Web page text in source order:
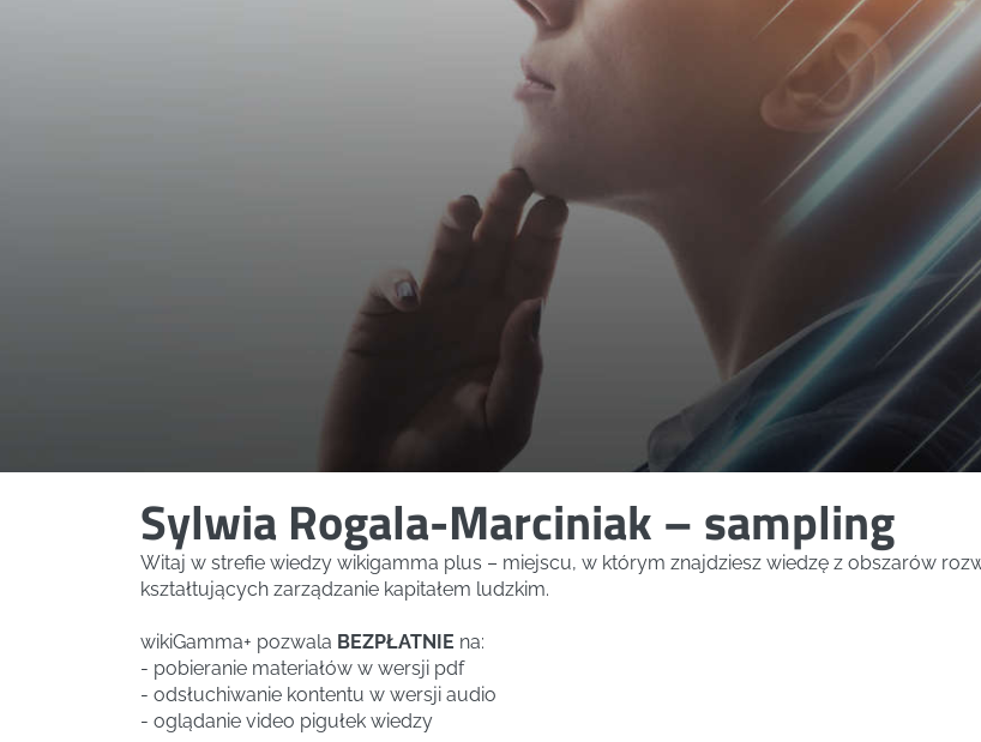
Sylwia Rogala-Marciniak – sampling
Witaj w strefie wiedzy wikigamma plus – miejscu, w którym znajdziesz wiedzę z obszarów
kształtujących zarządzanie kapitałem ludzkim.
wikiGamma+ pozwala BEZPŁATNIE na:
- pobieranie materiałów w wersji pdf
- odsłuchiwanie kontentu w wersji audio
- oglądanie video pigułek wiedzy